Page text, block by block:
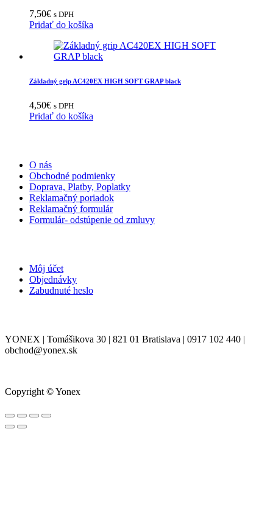
7,50€ s DPH
Pridať do košíka
Základný grip AC420EX HIGH SOFT GRAP black
4,50€ s DPH
Pridať do košíka
O nás
Obchodné podmienky
Doprava, Platby, Poplatky
Reklamačný poriadok
Reklamačný formulár
Formulár- odstúpenie od zmluvy
Môj účet
Objednávky
Zabudnuté heslo
YONEX | Tomášikova 30 | 821 01 Bratislava | 0917 102 440 |
obchod@yonex.sk
Copyright © Yonex